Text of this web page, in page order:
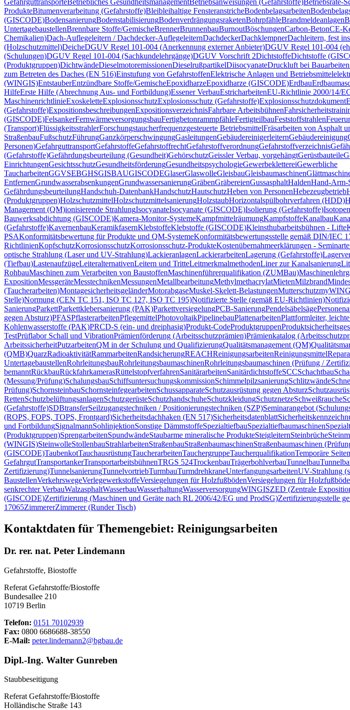
GefahrguttransporteBetriebliches GesundheitsmanagementBetriebsanweisungen (Gefahrstoffe)Betriebsräte-
ProdukteBitumenverarbeitung (Gefahrstoffe)Bleibleihaltige FensteranstricheBodenbelagsarbeiten
(GISCODE)BodensanierungBodenstabilisierungBodenverdrängungsraketenBohrpfähleBrandmeldeanlagen
UntertagebaustellenBrennbare Stoffe/GemischeBrennerBrunnenbauBurnoutBöschungenCarbon-BetonCE-
Chemikalien)Dach-Auflegeleitern / Dachdecker-AuflegeleiternDachdeckerDachklempnerDachleitern, fest
(Holzschutzmittel)DeicheDGUV Regel 101-004 (Anerkennung externer Anbieter)DGUV Regel 101-004
(Schulungen)DGUV Regel 101-004 (Sachkundelehrgänge)DGUV Vorschrift 2DichtstoffeDichtstoffe
(Produktgruppen)DichtwändeDieselmotoremissionenDieselrußpartikelDiisocyanateDruckluft bei
zum Betreten des Daches (EN 516)Einstufung von GefahrstoffenElektrische Anlagen und Betriebsmittel
(WINGIS)EntstauberEntzündbare Stoffe/GemischeEpoxidharzeEpoxidharze (GISCODE)Erdbau
HilfeErste Hilfe (Abrechnung Aus- und Fortbildung)Essener VerbauEstricharbeitenEU-Richtlinie 2000/14/
MaschinenrichtlinieExoskeletteExplosionsschutzExplosionsschutz (Gefahrstoffe)Explosionsschutzdokument
(Gefahrstoffe)ExpositionsbeschreibungenExpositionsverzeichnisFahrbare Arbeitsbühnen
(GISCODE)FelsankerFernwärmeversorgungsbauFertigbetonrammpfähleFertigteilbauFeststoffstrahlen
(Transport)FlüssigkeitsstrahlerForschungstaucherfrequenzgesteuerte BetriebsmittelFräsarbeiten von Asphalt
StraßenbauFußschutzFührungGanzkörperschwingungGasleitungenGebäudereinigerleiternGebäudereinigung
Personen)GefahrguttransportGefahrstoffeGefahrstoffrechtGefahrstoffverordnungGefahrstoffverzeichnis
(Gefahrstoffe)Gefährdungsbeurteilung (Gesundheit)GehörschutzGeissler Verbau, vorgehängtGerüstbauteile
EinrichtungenGesichtsschutzGesundheitsförderungGesundheitspsychologieGewerbeklettereiGewerbliche
TaucharbeitenGGVSEBGHSGISBAUGISCODEGlaserGlaswolleGleisbauGleisbaumaschinen
EntfernenGrundwasserabsenkungenGrundwassersanierungGräbenGräbereienGussasphaltHaldenHand-Arm-
GefährdungsbeurteilungHandschuh-DatenbankHandschutzHautschutzHeben von PersonenHebezeugbetrieb
(Produktgruppen)HolzschutzmittelHolzschutzmittelsanierungHolzstaubHorizontalspülbohrverfahren (HDD)
Management (QM)ionisierende StrahlungIsocyanateIsocyanate (GISCODE)Isolierung (Gefahrstoffe)
Bauwerksabdichtung (GISCODE)Kamera-Monitor-SystemeKampfmittelräumungKampfstoffeKanalbau
(Gefahrstoffe)KavernenbauKeramikfasernKlebstoffeKlebstoffe (GISCODE)Kleinsthubarbeitsbühnen - Lifte
PSAKonformitätsbewertung für Produkte und QM-SystemeKonformitätsbewertungsstelle gemäß DIN/IEC
RichtlinienKopfschutzKorrosionsschutzKorrosionsschutz-ProdukteKostenübernahmeerklärungen -
optische Strahlung (Laser und UV-Strahlung)LackieranlagenLackierarbeitenLagerung (Gefahrstoffe)
(Tiefbau)LastenaufzügeLeiteralternativenLeitern und TritteLeitmerkmalmethodenLiner zur Kanalsanierung
RohbauMaschinen zum Verarbeiten von BaustoffenMaschinenführerqualifikation (ZUMBau)
ExpositionMessgeräteMesstechnikenMessungenMetallbearbeitungMethylmethacrylatMietenMilzbrand
(Taucherarbeiten)MontagesicherheitsgeländerMotorabgaseMuskel-Skelett-BelastungenMutterschutz
Stelle)Normung (CEN TC 151, ISO TC 127, ISO TC 195)Notifizierte Stelle (gemäß EU-Richtlinien)
SanierungParkettParkettklebersanierung (PAK)ParkettversiegelungPCB-SanierungPendelsäbelsäge
gegen Absturz)PFASPflasterarbeitenPflegemittelPhotovoltaikPipelinebauPlattenarbeitenPlattformleiter, leichte
Kohlenwasserstoffe (PAK)PRCD-S (ein- und dreiphasig)Produkt-CodeProduktgruppen
TestPrüflabor Schall und VibrationPrämienförderung (Arbeitsschutzprämien)Prämienkatalog
ArbeitssicherheitPutzarbeitenQM in der Schulung und QualifizierungQualitätsmanagement (QM)
(QMB)QuarzRadioaktivitätRammarbeitenRandsicherungREACHReinigungsarbeitenReinigungsmittel
UntertagebaustellenRohrleitungsbauRohrleitungsbaumaschinenRohrleitungsbaumaschinen (Prüfung /
bemanntRückbauRückfahrkamerasRüttelstopfverfahrenSanitärarbeitenSanitärdichtstoffeSCCSchachtbau
(Messung/Prüfung)SchalungsbauSchiffsuntersuchungskommissionSchimmelpilzsanierungSchlitzwände
Prüfung)SchornsteinbauSchornsteinfegearbeitenSchussapparateSchutzausrüstung gegen Absturz
RettenSchutzbelüftungsanlagenSchutzgerüsteSchutzhandschuheSchutzkleidungSchutznetzeSchweißrauche
(Gefahrstoffe)SDBtransferSeilzugangstechniken / Positionierungstechniken (SZP)Seminarangebot
(ROPS, FOPS, TOPS, Frontgard)Sicherheitsdachhaken (EN 517)Sicherheitsdatenblatt
und FortbildungSignalmannSohlinjektionSonstige DämmstoffeSpezialtiefbauSpezialtiefbaumaschinen
(Produktgruppen)SprengarbeitenSpundwändeStaubarme mineralische ProdukteSteigleiternSteinbrüche
(WINGIS)SteinwolleStollenbauStrahlarbeitenStraßenbauStraßenbaumaschinenStraßenbaumaschinen
(GISCODE)TaubenkotTauchausrüstungTaucherarbeitenTauchergruppeTaucherqualifikationTemporäre
GefahrgutTransportankerTransportarbeitsbühnenTRGS 524TrockenbauTrägerbohlverbauTunnelbau
Zertifizierung)TunnelsanierungTunnelvortriebTurmbauTurmdrehkraneUnterfangungsarbeitenUV-Strahlung
BaustellenVerkehrswegeVerlegewerkstoffeVersiegelungen für HolzfußbödenVersiegelungen für
senkrechter VerbauWalzasphaltWasserbauWasserhaltungWasserversorgungWINGISZED (Zentrale
(GISCODE)Zertifizierung (Maschinen und Geräte nach RL 2006/42/EG und ProdSG)Zertifizierungsstelle
17065ZimmererZimmerer (Runder Tisch)
Kontaktdaten für Themengebiet: Reinigungsarbeiten
Dr. rer. nat. Peter Lindemann
Gefahrstoffe, Biostoffe
Referat Gefahrstoffe/Biostoffe
Bundesallee 210
10719 Berlin
Telefon: 0151 70102939
Fax: 0800 6686688-38550
E-Mail: peter.lindemann2@bgbau.de
Dipl.-Ing. Walter Gunreben
Staubbeseitigung
Referat Gefahrstoffe/Biostoffe
Holländische Straße 143